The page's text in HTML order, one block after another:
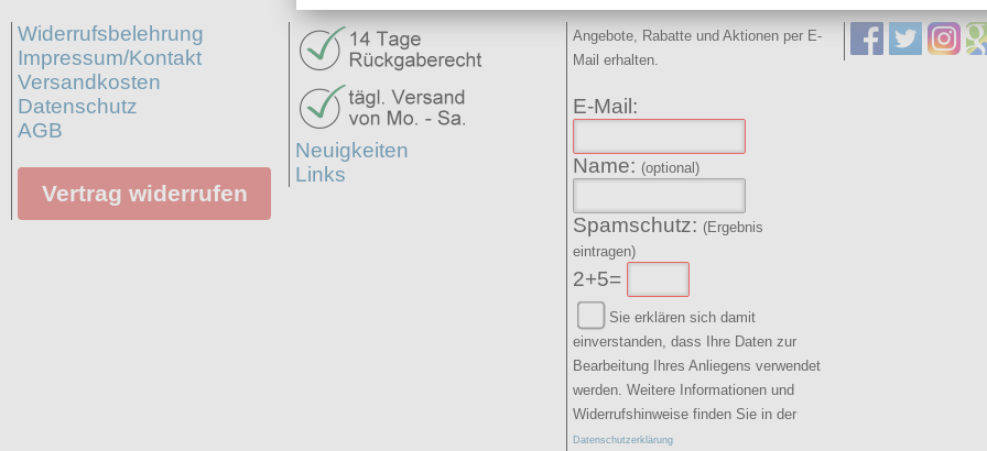
Widerrufsbelehrung
Impressum/Kontakt
Versandkosten
Datenschutz
AGB
Vertrag widerrufen
Neuigkeiten
Links
Angebote, Rabatte und Aktionen per E-
Mail erhalten.
E-Mail:
Name: (optional)
Spamschutz: (Ergebnis
eintragen)
2+5=
Sie erklären sich damit
einverstanden, dass Ihre Daten zur
Bearbeitung Ihres Anliegens verwendet
werden. Weitere Informationen und
Widerrufshinweise finden Sie in der
Datenschutzerklärung